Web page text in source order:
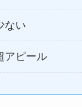
ない
アピール